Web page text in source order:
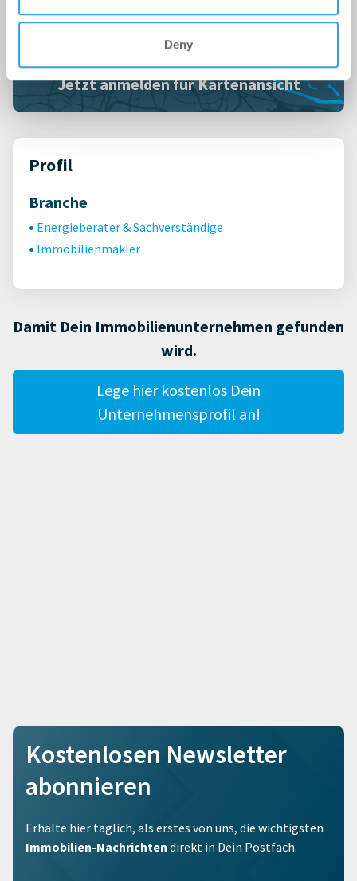
Deny
Jetzt anmelden für Kartenansicht
Profil
Branche
Energieberater & Sachverständige
Immobilienmakler
Damit Dein Immobilienunternehmen gefunden
wird.
Lege hier kostenlos Dein
Unternehmensprofil an!
Kostenlosen Newsletter
abonnieren
Erhalte hier täglich, als erstes von uns, die wichtigsten
Immobilien-Nachrichten direkt in Dein Postfach.